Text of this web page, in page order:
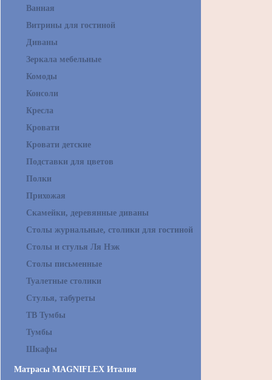
Ванная
Витрины для гостиной
Диваны
Зеркала мебельные
Комоды
Консоли
Кресла
Кровати
Кровати детские
Подставки для цветов
Полки
Прихожая
Скамейки, деревянные диваны
Столы журнальные, столики для гостиной
Столы и стулья Ля Нэж
Столы письменные
Туалетные столики
Стулья, табуреты
ТВ Тумбы
Тумбы
Шкафы
Матрасы MAGNIFLEX Италия